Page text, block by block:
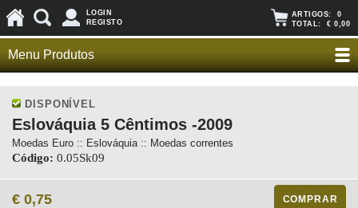
LOGIN
REGISTO
ARTIGOS: 0
TOTAL: € 0,00
Menu Produtos
DISPONÍVEL
Eslováquia 5 Cêntimos -2009
Moedas Euro :: Eslováquia :: Moedas correntes
Código: 0.05Sk09
€ 0,75 COMPRAR